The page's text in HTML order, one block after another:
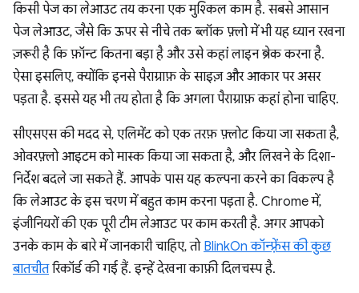
किसी पेज का लेआउट तय करना एक मुश्किल काम है. सबसे आसान
पेज लेआउट, जैसे कि ऊपर से नीचे तक ब्लॉक फ़्लो में भी यह ध्यान रखना
ज़रूरी है कि फ़ॉन्ट कितना बड़ा है और उसे कहां लाइन ब्रेक करना है.
ऐसा इसलिए, क्योंकि इनसे पैराग्राफ़ के साइज़ और आकार पर असर
पड़ता है. इससे यह भी तय होता है कि अगला पैराग्राफ़ कहां होना चाहिए.
सीएसएस की मदद से, एलिमेंट को एक तरफ़ फ़्लोट किया जा सकता है,
ओवरफ़्लो आइटम को मास्क किया जा सकता है, और लिखने के दिशा-
निर्देश बदले जा सकते हैं. आपके पास यह कल्पना करने का विकल्प है
कि लेआउट के इस चरण में बहुत काम करना पड़ता है. Chrome में,
इंजीनियरों की एक पूरी टीम लेआउट पर काम करती है. अगर आपको
उनके काम के बारे में जानकारी चाहिए, तो BlinkOn कॉन्फ़्रेंस की कुछ
बातचीतरिकॉर्ड की गई हैं. इन्हें देखना काफ़ी दिलचस्प है.